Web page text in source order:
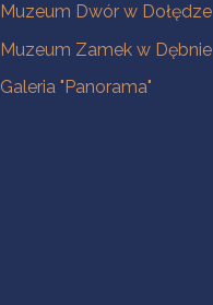
Muzeum Dwór w Dołędze
Muzeum Zamek w Dębnie
Galeria "Panorama"